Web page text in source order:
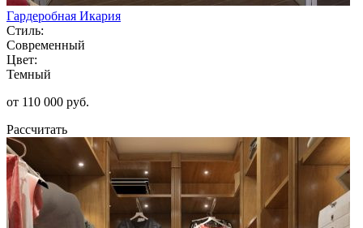
Гардеробная Икария
Стиль:
Современный
Цвет:
Темный
от 110 000 руб.
Рассчитать